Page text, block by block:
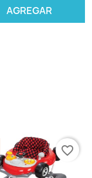
AGREGAR
favorite_border